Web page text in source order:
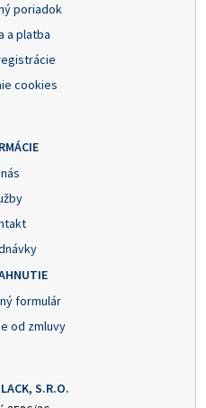
poriadok
a platba
cookies
formulár
od zmluvy
S.R.O.